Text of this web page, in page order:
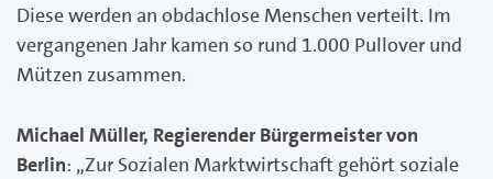
Diese werden an obdachlose Menschen verteilt. Im
vergangenen Jahr kamen so rund 1.000 Pullover und
Mützen zusammen.
Michael Müller, Regierender Bürgermeister von
Berlin: „Zur Sozialen Marktwirtschaft gehört soziale